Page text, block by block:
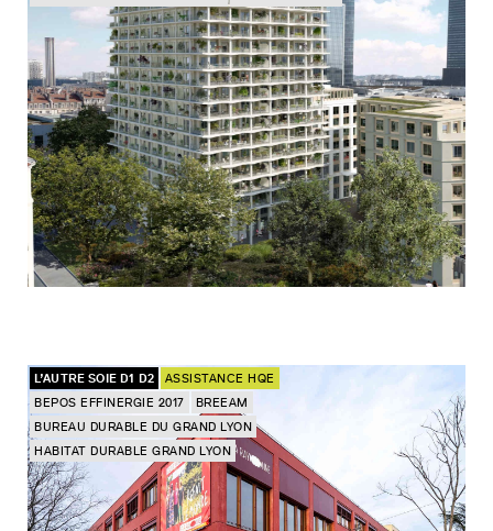
L’AUTRE SOIE D1 D2
ASSISTANCE HQE
BEPOS EFFINERGIE 2017
BREEAM
BUREAU DURABLE DU GRAND LYON
HABITAT DURABLE GRAND LYON